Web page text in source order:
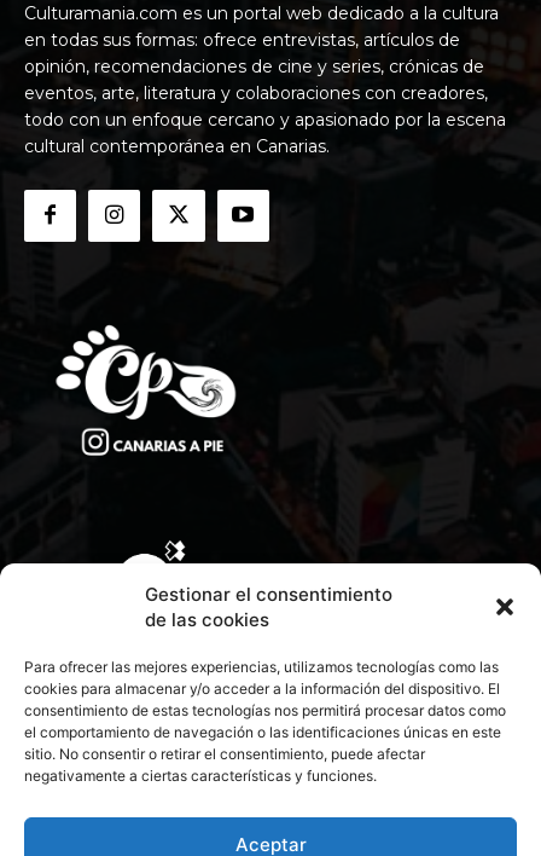
Gestionar el consentimiento
de las cookies
Para ofrecer las mejores experiencias, utilizamos tecnologías como las
cookies para almacenar y/o acceder a la información del dispositivo. El
consentimiento de estas tecnologías nos permitirá procesar datos como
el comportamiento de navegación o las identificaciones únicas en este
sitio. No consentir o retirar el consentimiento, puede afectar
negativamente a ciertas características y funciones.
Aceptar
Culturamania.com es un portal web dedicado a la cultura
en todas sus formas: ofrece entrevistas, artículos de
opinión, recomendaciones de cine y series, crónicas de
eventos, arte, literatura y colaboraciones con creadores,
todo con un enfoque cercano y apasionado por la escena
cultural contemporánea en Canarias.
CONTACTA CON NOSOTROS